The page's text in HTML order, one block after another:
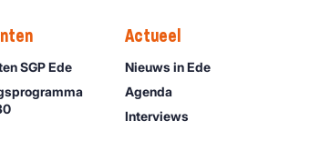
SGP Ede
Actueel
Nieuws in Ede
Agenda
Interviews